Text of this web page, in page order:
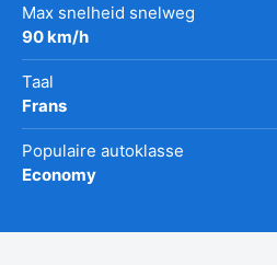
Max snelheid snelweg
90 km/h
Taal
Frans
Populaire autoklasse
Economy